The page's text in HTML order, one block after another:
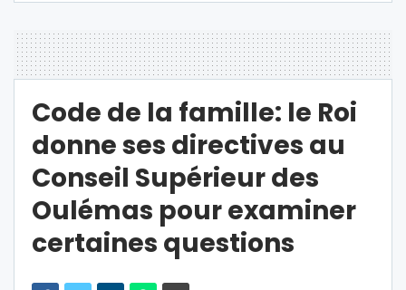
Code de la famille: le Roi
donne ses directives au
Conseil Supérieur des
Oulémas pour examiner
certaines questions